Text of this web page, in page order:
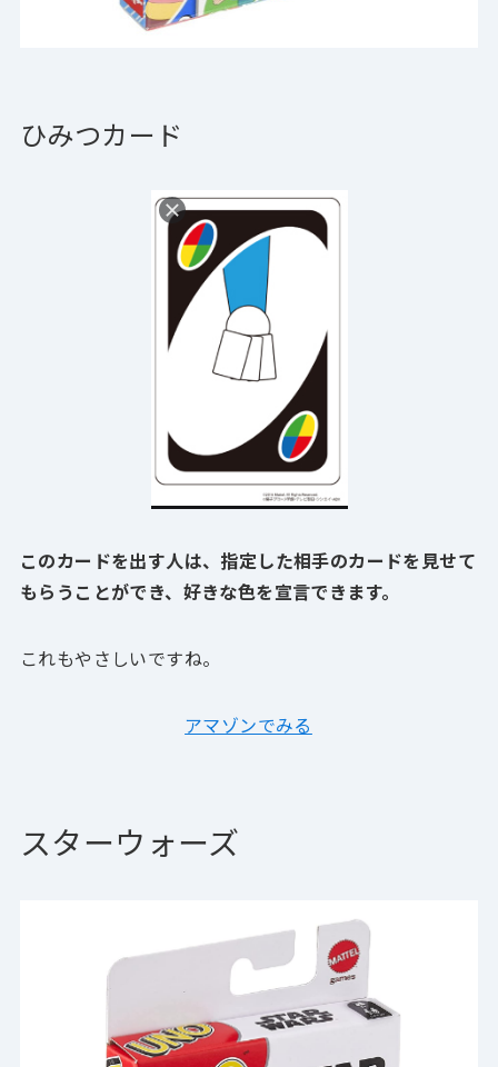
ひみつカード
このカードを出す人は、指定した相手のカードを見せて
もらうことができ、好きな色を宣言できます。
これもやさしいですね。
アマゾンでみる
スターウォーズ